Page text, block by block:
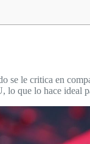
se le critica en
que lo hace ideal